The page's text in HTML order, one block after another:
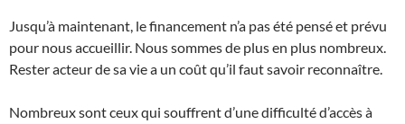
Jusqu’à maintenant, le financement n’a pas été pensé et prévu
pour nous accueillir. Nous sommes de plus en plus nombreux.
Rester acteur de sa vie a un coût qu’il faut savoir reconnaître.
Nombreux sont ceux qui souffrent d’une difficulté d’accès à